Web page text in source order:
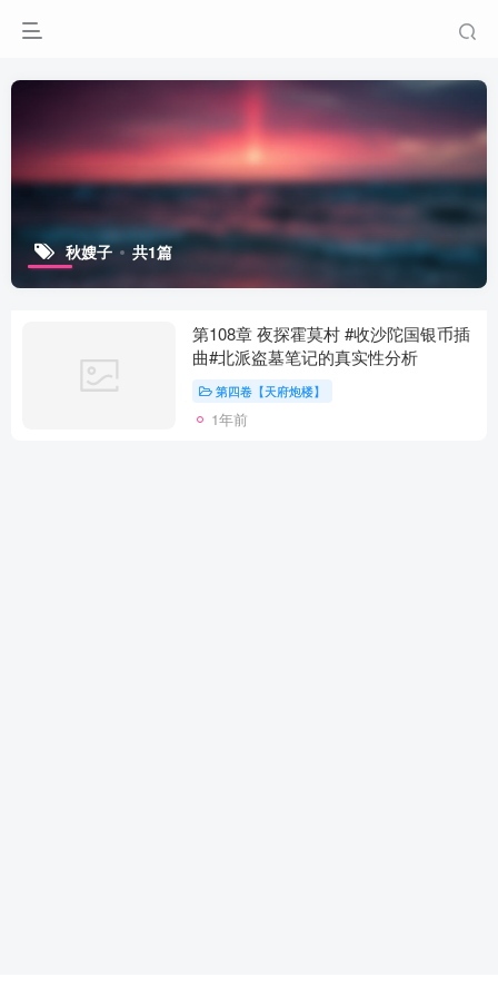
秋嫂子 共1篇
第108章 夜探霍莫村 #收沙陀国银币插
曲#北派盗墓笔记的真实性分析
第四卷【天府炮楼】
1年前